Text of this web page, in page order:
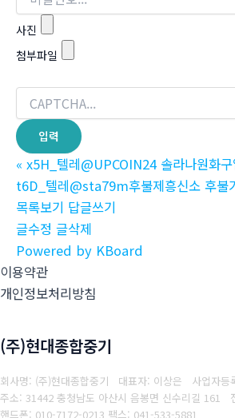
사진
첨부파일
« x5H_텔레@UPCOIN24 솔라나원화
t6D_텔레@sta79m후불제흥신소 후불
목록보기 답글쓰기
글수정 글삭제
Powered by KBoard
이용약관
개인정보처리방침
(주)현대종합중기
회사명: (주)현대종합중기 대표자: 이상은 사업자
주소: 31442 충청남도 아산시 음봉면 신수리길 161
핸드폰: 010-7172-0213 팩스: 041-533-5881